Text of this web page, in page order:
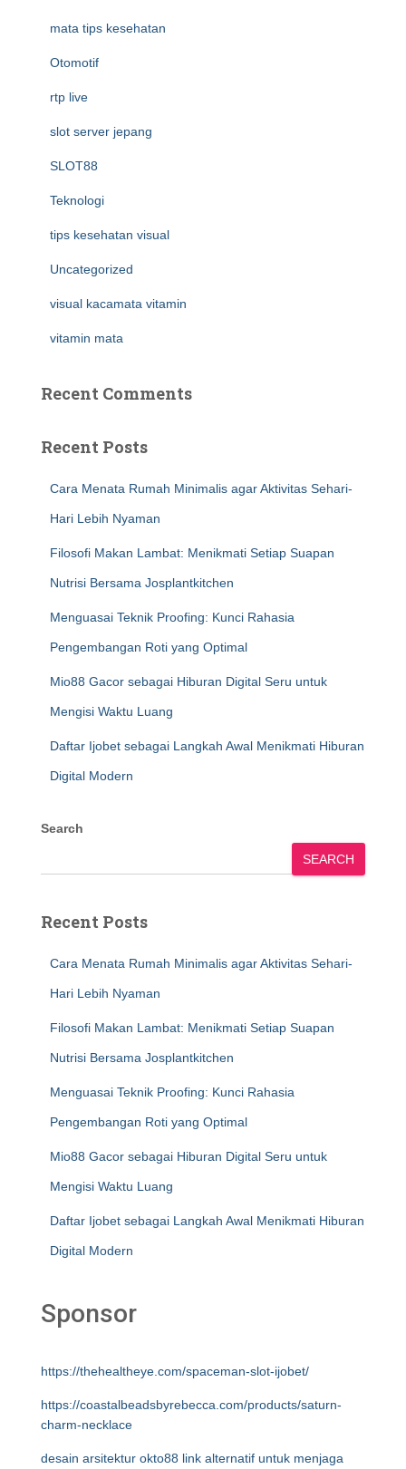
mata tips kesehatan
Otomotif
rtp live
slot server jepang
SLOT88
Teknologi
tips kesehatan visual
Uncategorized
visual kacamata vitamin
vitamin mata
Recent Comments
Recent Posts
Cara Menata Rumah Minimalis agar Aktivitas Sehari-
Hari Lebih Nyaman
Filosofi Makan Lambat: Menikmati Setiap Suapan
Nutrisi Bersama Josplantkitchen
Menguasai Teknik Proofing: Kunci Rahasia
Pengembangan Roti yang Optimal
Mio88 Gacor sebagai Hiburan Digital Seru untuk
Mengisi Waktu Luang
Daftar Ijobet sebagai Langkah Awal Menikmati Hiburan
Digital Modern
Search
SEARCH
Recent Posts
Cara Menata Rumah Minimalis agar Aktivitas Sehari-
Hari Lebih Nyaman
Filosofi Makan Lambat: Menikmati Setiap Suapan
Nutrisi Bersama Josplantkitchen
Menguasai Teknik Proofing: Kunci Rahasia
Pengembangan Roti yang Optimal
Mio88 Gacor sebagai Hiburan Digital Seru untuk
Mengisi Waktu Luang
Daftar Ijobet sebagai Langkah Awal Menikmati Hiburan
Digital Modern
Sponsor
https://thehealtheye.com/spaceman-slot-ijobet/
https://coastalbeadsbyrebecca.com/products/saturn-
charm-necklace
desain arsitektur okto88 link alternatif untuk menjaga